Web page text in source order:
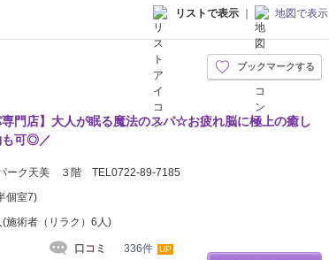
リストで表示 ｜ 地図で表示
ブックマークする
専門店】大人が眠る魔法のスパ☆お疲れ脳に極上の癒し
も可◎／
ーク天美 ３階 TEL0722-89-7185
個室7)
施術者（リラク）6人)
口コミ 336件 UP